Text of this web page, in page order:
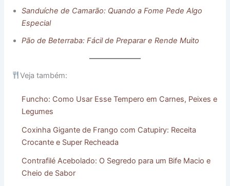
Sanduíche de Camarão: Quando a Fome Pede Algo
Especial
Pão de Beterraba: Fácil de Preparar e Rende Muito
Veja também:
Funcho: Como Usar Esse Tempero em Carnes, Peixes e
Legumes
Coxinha Gigante de Frango com Catupiry: Receita
Crocante e Super Recheada
Contrafilé Acebolado: O Segredo para um Bife Macio e
Cheio de Sabor